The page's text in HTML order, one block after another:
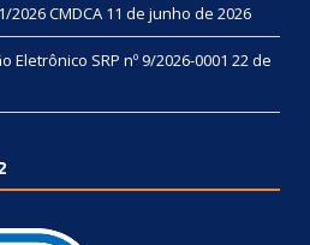
2026 CMDCA 11 de junho de 2026
SRP nº 9/2026-0001 22 de